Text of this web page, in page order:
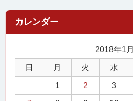
2018年1月
日 月 火 水
1 2 3